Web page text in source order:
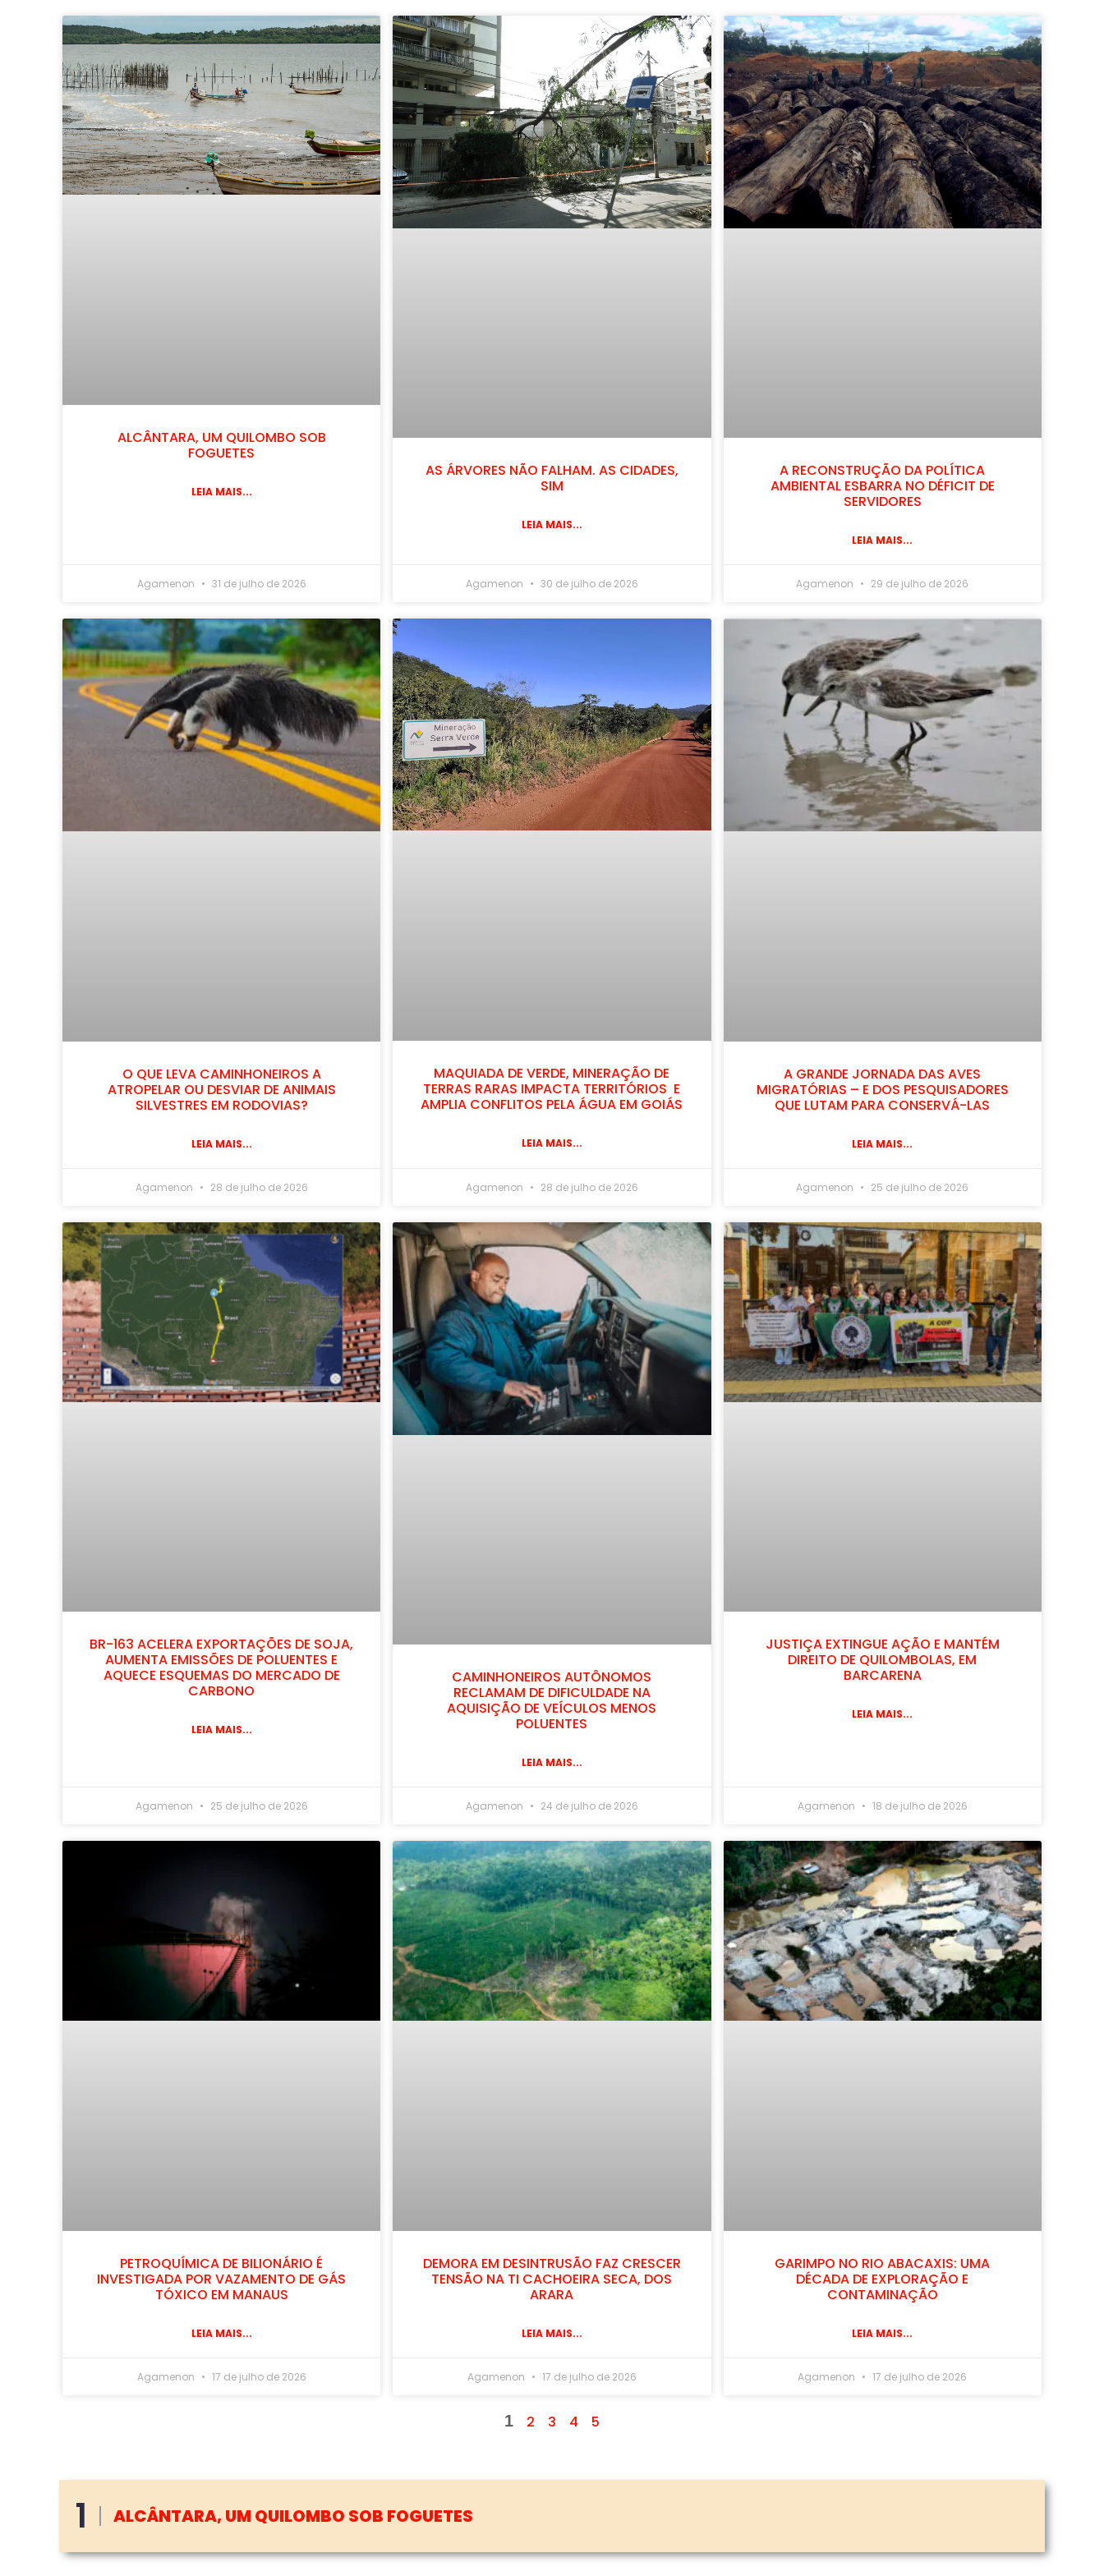
ALCÂNTARA, UM QUILOMBO SOB
FOGUETES
LEIA MAIS...
Agamenon 31 de julho de 2026
AS ÁRVORES NÃO FALHAM. AS CIDADES,
SIM
LEIA MAIS...
Agamenon 30 de julho de 2026
A RECONSTRUÇÃO DA POLÍTICA
AMBIENTAL ESBARRA NO DÉFICIT DE
SERVIDORES
LEIA MAIS...
Agamenon 29 de julho de 2026
O QUE LEVA CAMINHONEIROS A
ATROPELAR OU DESVIAR DE ANIMAIS
SILVESTRES EM RODOVIAS?
LEIA MAIS...
Agamenon 28 de julho de 2026
MAQUIADA DE VERDE, MINERAÇÃO DE
TERRAS RARAS IMPACTA TERRITÓRIOS E
AMPLIA CONFLITOS PELA ÁGUA EM GOIÁS
LEIA MAIS...
Agamenon 28 de julho de 2026
A GRANDE JORNADA DAS AVES
MIGRATÓRIAS – E DOS PESQUISADORES
QUE LUTAM PARA CONSERVÁ-LAS
LEIA MAIS...
Agamenon 25 de julho de 2026
BR-163 ACELERA EXPORTAÇÕES DE SOJA,
AUMENTA EMISSÕES DE POLUENTES E
AQUECE ESQUEMAS DO MERCADO DE
CARBONO
LEIA MAIS...
Agamenon 25 de julho de 2026
CAMINHONEIROS AUTÔNOMOS
RECLAMAM DE DIFICULDADE NA
AQUISIÇÃO DE VEÍCULOS MENOS
POLUENTES
LEIA MAIS...
Agamenon 24 de julho de 2026
JUSTIÇA EXTINGUE AÇÃO E MANTÉM
DIREITO DE QUILOMBOLAS, EM
BARCARENA
LEIA MAIS...
Agamenon 18 de julho de 2026
PETROQUÍMICA DE BILIONÁRIO É
INVESTIGADA POR VAZAMENTO DE GÁS
TÓXICO EM MANAUS
LEIA MAIS...
Agamenon 17 de julho de 2026
DEMORA EM DESINTRUSÃO FAZ CRESCER
TENSÃO NA TI CACHOEIRA SECA, DOS
ARARA
LEIA MAIS...
Agamenon 17 de julho de 2026
GARIMPO NO RIO ABACAXIS: UMA
DÉCADA DE EXPLORAÇÃO E
CONTAMINAÇÃO
LEIA MAIS...
Agamenon 17 de julho de 2026
1 2 3 4 5
2 AS ÁRVORES NÃO FALHAM. AS CIDADES, SIM